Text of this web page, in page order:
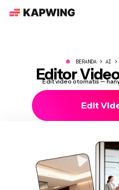
● BERANDA AI
Editor
Edit video otomatis —
Edit